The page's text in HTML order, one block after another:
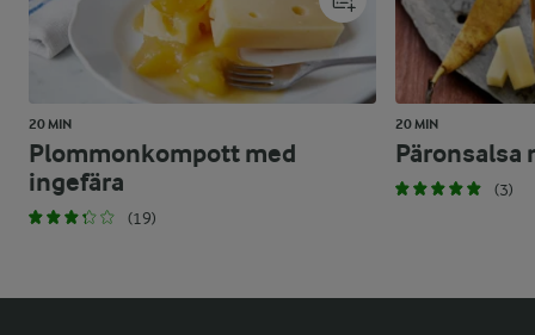
20 MIN
Plommonkompott med
ingefära
(19)
20 MIN
Päronsalsa
(3)